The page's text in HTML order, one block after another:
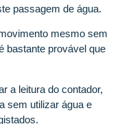
passagem de água.
mesmo sem
bastante provável que
a leitura do contador,
sem utilizar água e